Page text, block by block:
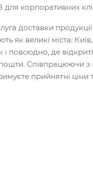
для корпоративних
доставки
як великі міста:
і повсюдно, де відкриті
пошти. Співпрацюючи
прийнятні ціни